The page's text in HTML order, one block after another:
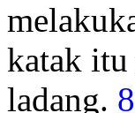
katak itu
ladang.